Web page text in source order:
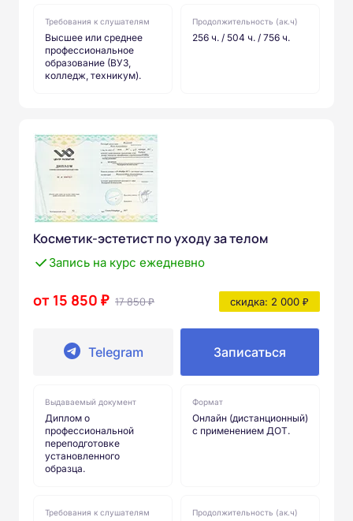
Требования к слушателям
Высшее или среднее
профессиональное
образование (ВУЗ,
колледж, техникум).
Продолжительность (ак.ч)
256 ч. / 504 ч. / 756 ч.
Косметик-эстетист по уходу за телом
Запись на курс ежедневно
от 15 850 ₽ 17 850 ₽ скидка: 2 000 ₽
Telegram Записаться
Выдаваемый документ
Диплом о
профессиональной
переподготовке
установленного
образца.
Формат
Онлайн (дистанционный)
с применением ДОТ.
Требования к слушателям Продолжительность (ак.ч)